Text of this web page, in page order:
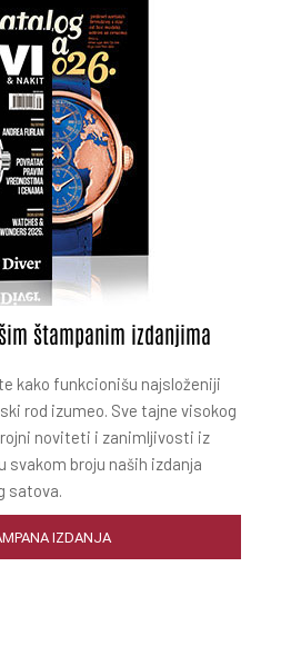
štampanim izdanjima
kako funkcionišu najsloženiji
rod izumeo. Sve tajne visokog
noviteti i zanimljivosti iz
svakom broju naših izdanja
satova.
IZDANJA